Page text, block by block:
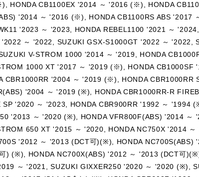
HONDA CB1100EX '2014 ～ '2016 (※), HONDA
'2014 ～ '2016 (※), HONDA CB1100RS ABS
'2023 ～ '2023, HONDA REBEL1100 '2021 ～
～ '2022, SUZUKI GSX-S1000GT '2022 ～ '2022,
V-STROM 1000 '2014 ～ '2019, HONDA
1000 XT '2017 ～ '2019 (※), HONDA
CBR1000RR '2004 ～ '2019 (※), HONDA CBR1000RR
'2004 ～ '2019 (※), HONDA CBR1000RR-R
SP '2020 ～ '2023, HONDA CBR900RR '1992 ～
'2013 ～ '2020 (※), HONDA VFR800F(ABS) '2014
650 XT '2015 ～ '2020, HONDA NC750X '2014
'2012 ～ '2013 (DCT可)(※), HONDA
) (※), HONDA NC700X(ABS) '2012 ～ '2013 (DCT可
～ '2021, SUZUKI GIXXER250 '2020 ～ '2020 (※),